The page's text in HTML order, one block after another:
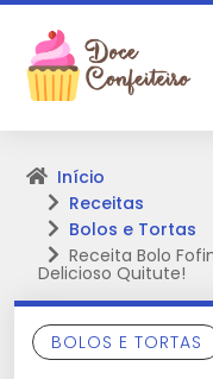
Início
Receitas
Bolos e Tortas
Receita Bolo
Delicioso Quitute!
BOLOS E TORTAS